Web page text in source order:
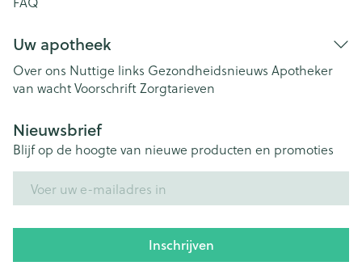
Uw apotheek
Over ons Nuttige links Gezondheidsnieuws Apotheker
van wachtVoorschriftZorgtarieven
Nieuwsbrief
Blijf op de hoogte van nieuwe producten en promoties
Inschrijven